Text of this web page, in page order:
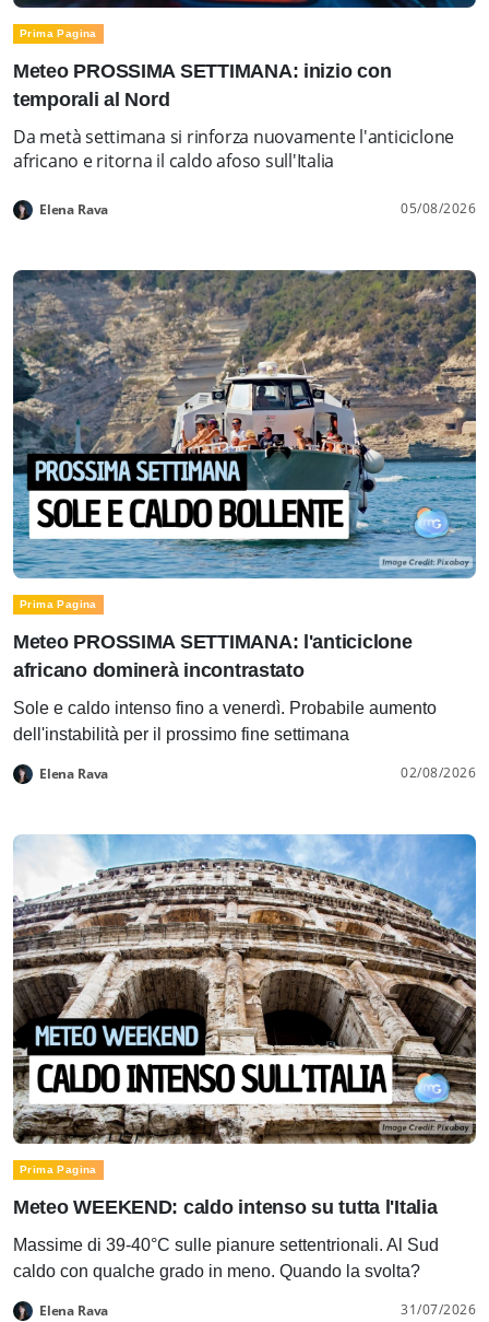
Prima Pagina
Meteo PROSSIMA SETTIMANA: inizio con
temporali al Nord
Da metà settimana si rinforza nuovamente l'anticiclone
africano e ritorna il caldo afoso sull'Italia
Elena Rava 05/08/2026
Prima Pagina
Meteo PROSSIMA SETTIMANA: l'anticiclone
africano dominerà incontrastato
Sole e caldo intenso fino a venerdì. Probabile aumento
dell'instabilità per il prossimo fine settimana
Elena Rava 02/08/2026
Prima Pagina
Meteo WEEKEND: caldo intenso su tutta l'Italia
Massime di 39-40°C sulle pianure settentrionali. Al Sud
caldo con qualche grado in meno. Quando la svolta?
Elena Rava 31/07/2026